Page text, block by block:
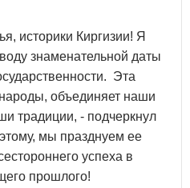
историки Киргизии! Я
знаменательной даты
Эта
объединяет наши
традиции, - подчеркнул
мы празднуем ее
успеха в
прошлого!